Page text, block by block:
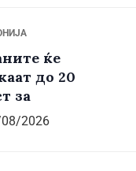
ќе
до 20
за
2026